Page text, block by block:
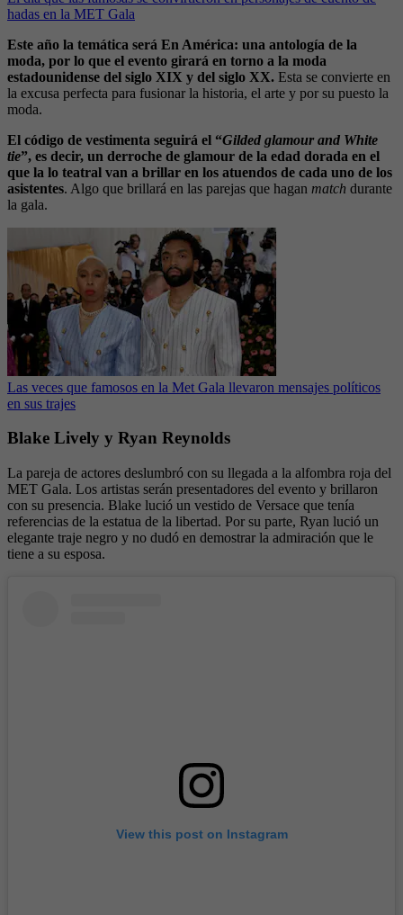
hadas en la MET Gala
Este año la temática será En América: una antología de la
moda, por lo que el evento girará en torno a la moda
estadounidense del siglo XIX y del siglo XX. Esta se convierte en
la excusa perfecta para fusionar la historia, el arte y por su puesto la
moda.
El código de vestimenta seguirá el “Gilded glamour and White
tie”, es decir, un derroche de glamour de la edad dorada en el
que la lo teatral van a brillar en los atuendos de cada uno de los
asistentes. Algo que brillará en las parejas que hagan match durante
la gala.
Las veces que famosos en la Met Gala llevaron mensajes políticos
en sus trajes
Blake Lively y Ryan Reynolds
La pareja de actores deslumbró con su llegada a la alfombra roja del
MET Gala. Los artistas serán presentadores del evento y brillaron
con su presencia. Blake lució un vestido de Versace que tenía
referencias de la estatua de la libertad. Por su parte, Ryan lució un
elegante traje negro y no dudó en demostrar la admiración que le
tiene a su esposa.
View this post on Instagram